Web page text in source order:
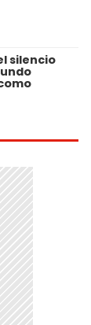
silencio